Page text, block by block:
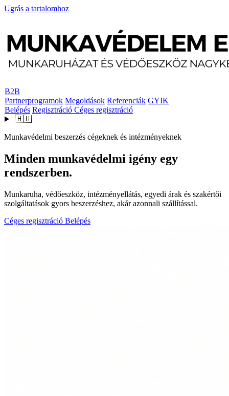
Ugrás a tartalomhoz
B2B
Partnerprogramok Megoldások Referenciák GYIK
Belépés Regisztráció Céges regisztráció
🇭🇺
Munkavédelmi beszerzés cégeknek és intézményeknek
Minden munkavédelmi igény egy
rendszerben.
Munkaruha, védőeszköz, intézményellátás, egyedi árak és szakértői
szolgáltatások gyors beszerzéshez, akár azonnali szállítással.
Céges regisztráció Belépés